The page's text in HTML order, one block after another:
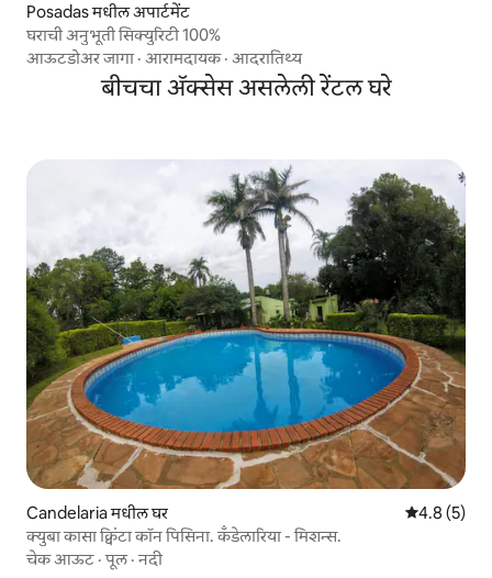
Posadas मधील अपार्टमेंट
घराची अनुभूती सिक्युरिटी 100%
आऊटडोअर जागा · आरामदायक· आदरातिथ्य
बीचचा ॲक्सेस असलेली रेंटल घरे
Candelaria मधील घर 5 पैकी 4.8
4.8 (5)
क्युबा कासा क्विंटा कॉन पिसिना. कॅंडेलारिया - मिशन्स.
चेक आऊट ·पूल·नदी